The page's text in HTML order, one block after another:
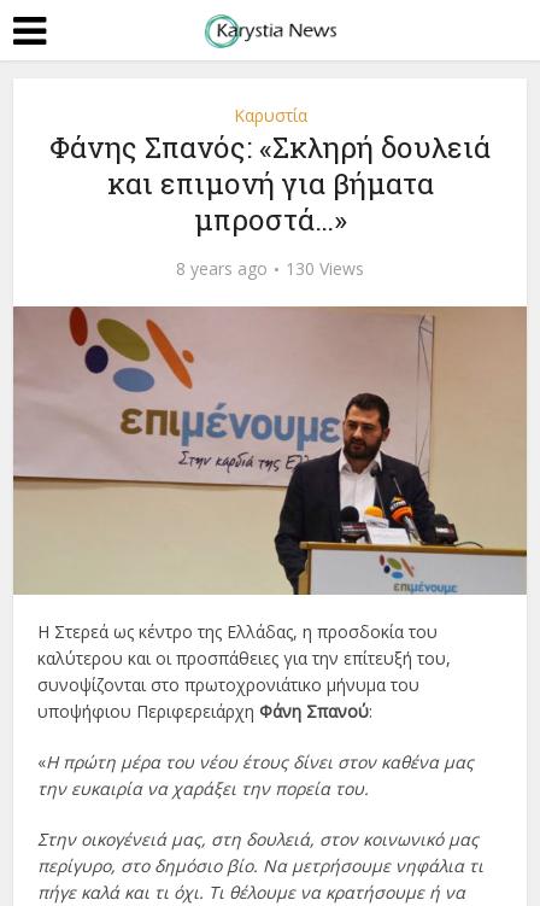
Καρυστία
Φάνης Σπανός: «Σκληρή δουλειά
και επιμονή για βήματα
μπροστά…»
8 years ago 130 Views
Η Στερεά ως κέντρο της Ελλάδας, η προσδοκία του
καλύτερου και οι προσπάθειες για την επίτευξή του,
συνοψίζονται στο πρωτοχρονιάτικο μήνυμα του
υποψήφιου Περιφερειάρχη Φάνη Σπανού:
«Η πρώτη μέρα του νέου έτους δίνει στον καθένα μας
την ευκαιρία να χαράξει την πορεία του.
Στην οικογένειά μας, στη δουλειά, στον κοινωνικό μας
περίγυρο, στο δημόσιο βίο. Να μετρήσουμε νηφάλια τι
πήγε καλά και τι όχι. Τι θέλουμε να κρατήσουμε ή να